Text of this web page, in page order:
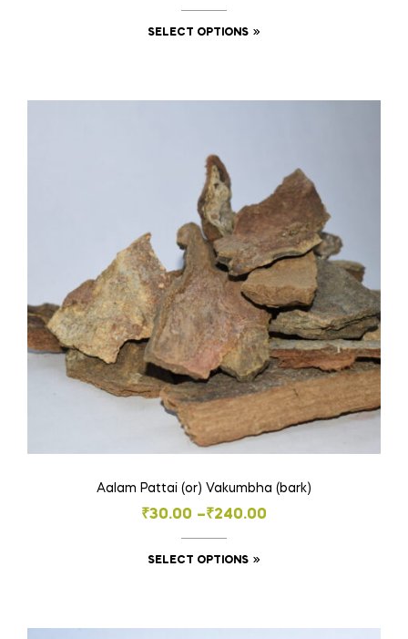
range:
₹30.00
SELECT OPTIONS
multiple
options
may
be
chosen
on
the
product
page
Aalam Pattai (or) Vakumbha (bark)
₹30.00 –₹240.00
Price
range:
₹30.00
SELECT OPTIONS
multiple